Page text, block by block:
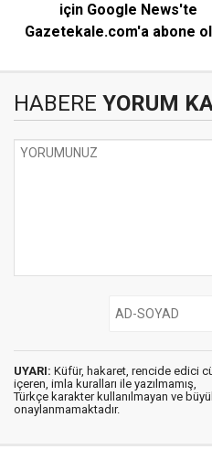
için Google News'te
Gazetekale.com'a abone
HABERE YORUM
UYARI: Küfür, hakaret, rencide edici
içeren, imla kuralları ile yazılmamış,
Türkçe karakter kullanılmayan ve
onaylanmamaktadır.